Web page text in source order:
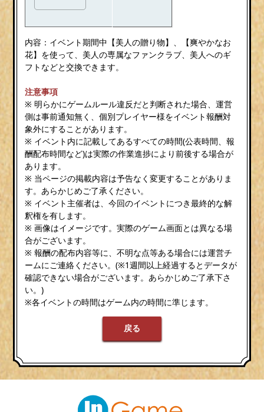
内容：イベント期間中【美人の贈り物】、【爽やかなお
花】を使って、美人の専属なファンクラブ、美人へのギ
フトなどと交換できます。
注意事項
※ 明らかにゲームルール違反だと判断された場合、運営
側は事前通知無く、個別プレイヤー様をイベント報酬対
象外にすることがあります。
※ イベント内に記載してあるすべての時間(公表時間、報
酬配布時間など)は実際の作業進捗により前後する場合が
あります。
※ 当ページの掲載内容は予告なく変更することがありま
す。あらかじめご了承ください。
※ イベント主催者は、今回のイベントにつき最終的な解
釈権を有します。
※ 画像はイメージです。実際のゲーム画面とは異なる場
合がございます。
※ 報酬の配布内容等に、不明な点等ある場合には運営チ
ームにご連絡ください。(※1週間以上経過するとデータが
確認できない場合がございます。あらかじめご了承下さ
い。)
※各イベントの時間はゲーム内の時間に準じます。
戻る